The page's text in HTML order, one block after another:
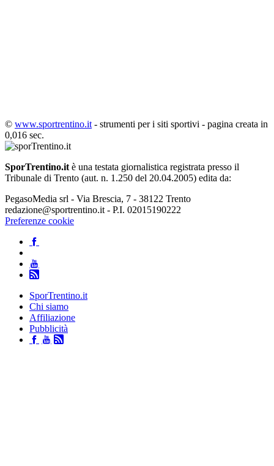
© www.sportrentino.it - strumenti per i siti sportivi - pagina creata in
0,016 sec.
SporTrentino.it è una testata giornalistica registrata presso il
Tribunale di Trento (aut. n. 1.250 del 20.04.2005) edita da:
PegasoMedia srl - Via Brescia, 7 - 38122 Trento
redazione@sportrentino.it - P.I. 02015190222
Preferenze cookie
SporTrentino.it
Chi siamo
Affiliazione
Pubblicità